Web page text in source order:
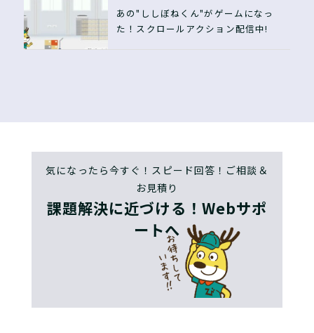
あの"ししぼねくん"がゲームになっ
た！スクロールアクション配信中!
気になったら今すぐ！スピード回答！ご相談＆
お見積り
課題解決に近づける！Webサポ
ートへ